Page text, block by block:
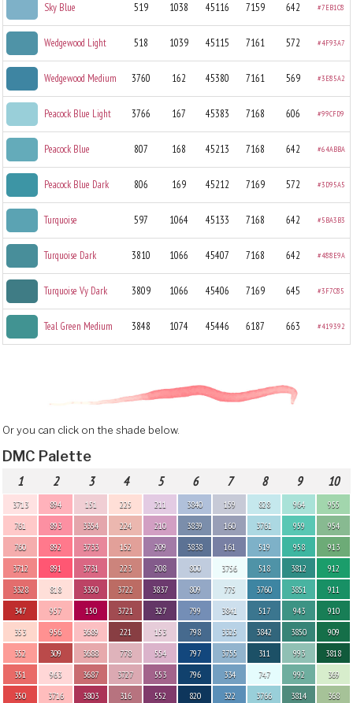
Sky Blue 519 1038 45116 7159 642 #7EB1C8
Wedgewood Light 518 1039 45115 7161 572 #4F93A7
Wedgewood Medium 3760 162 45380 7161 569 #3E85A2
Peacock Blue Light 3766 167 45383 7168 606 #99CFD9
Peacock Blue 807 168 45213 7168 642 #64ABBA
Peacock Blue Dark 806 169 45212 7169 572 #3D95A5
Turquoise 597 1064 45133 7168 642 #5BA3B3
Turquoise Dark 3810 1066 45407 7168 642 #488E9A
Turquoise Vy Dark 3809 1066 45406 7169 645 #3F7C85
Teal Green Medium 3848 1074 45446 6187 663 #419392
Or you can click on the shade below.
DMC Palette
1 2 3 4 5 6 7 8 9 10
3713
761
760
3712
3328
347
353
352
351
350
894
893
892
891
818
957
956
309
963
3716
151
3354
3733
3731
3350
150
3689
3688
3687
3803
225
224
152
223
3722
3721
221
778
3727
316
211
210
209
208
3837
327
153
554
553
552
3840
3839
3838
800
809
799
798
797
796
820
159
160
161
3756
775
3841
3325
3755
334
322
828
3761
519
518
3760
517
3842
311
747
3766
964
959
958
3812
3851
943
3850
993
992
3814
955
954
913
912
911
910
909
3818
369
368